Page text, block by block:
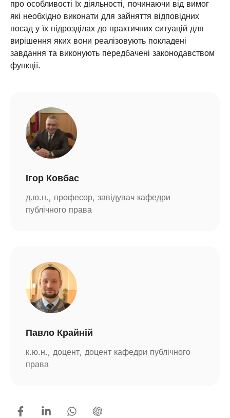
про особливості їх діяльності, починаючи від вимог
які необхідно виконати для зайняття відповідних
посад у їх підрозділах до практичних ситуацій для
вирішення яких вони реалізовують покладені
завдання та виконують передбачені законодавством
функції.
Ігор Ковбас
д.ю.н., професор, завідувач кафедри
публічного права
Павло Крайній
к.ю.н., доцент, доцент кафедри публічного
права